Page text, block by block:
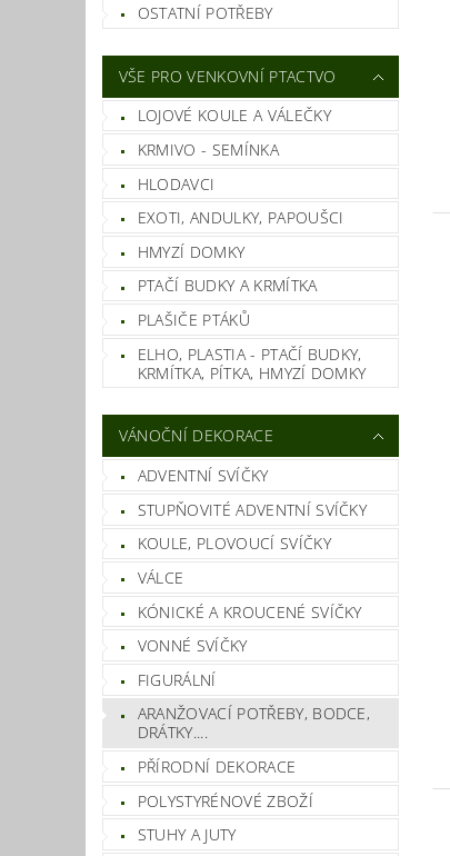
OSTATNÍ POTŘEBY
VŠE PRO VENKOVNÍ PTACTVO
LOJOVÉ KOULE A VÁLEČKY
KRMIVO - SEMÍNKA
HLODAVCI
EXOTI, ANDULKY, PAPOUŠCI
HMYZÍ DOMKY
PTAČÍ BUDKY A KRMÍTKA
PLAŠIČE PTÁKŮ
ELHO, PLASTIA - PTAČÍ BUDKY,
KRMÍTKA, PÍTKA, HMYZÍ DOMKY
VÁNOČNÍ DEKORACE
ADVENTNÍ SVÍČKY
STUPŇOVITÉ ADVENTNÍ SVÍČKY
KOULE, PLOVOUCÍ SVÍČKY
VÁLCE
KÓNICKÉ A KROUCENÉ SVÍČKY
VONNÉ SVÍČKY
FIGURÁLNÍ
ARANŽOVACÍ POTŘEBY, BODCE,
DRÁTKY....
PŘÍRODNÍ DEKORACE
POLYSTYRÉNOVÉ ZBOŽÍ
STUHY A JUTY